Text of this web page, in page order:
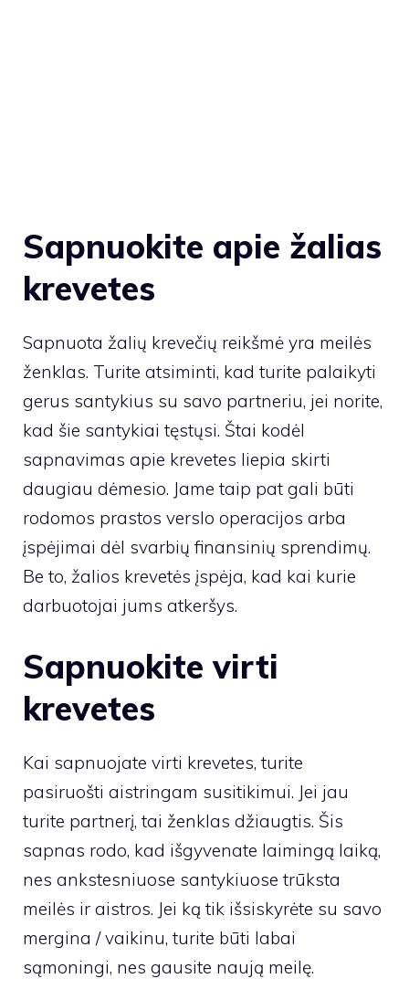
Sapnuokite apie žalias
krevetes
Sapnuota žalių krevečių reikšmė yra meilės
ženklas. Turite atsiminti, kad turite palaikyti
gerus santykius su savo partneriu, jei norite,
kad šie santykiai tęstųsi. Štai kodėl
sapnavimas apie krevetes liepia skirti
daugiau dėmesio. Jame taip pat gali būti
rodomos prastos verslo operacijos arba
įspėjimai dėl svarbių finansinių sprendimų.
Be to, žalios krevetės įspėja, kad kai kurie
darbuotojai jums atkeršys.
Sapnuokite virti
krevetes
Kai sapnuojate virti krevetes, turite
pasiruošti aistringam susitikimui. Jei jau
turite partnerį, tai ženklas džiaugtis. Šis
sapnas rodo, kad išgyvenate laimingą laiką,
nes ankstesniuose santykiuose trūksta
meilės ir aistros. Jei ką tik išsiskyrėte su savo
mergina / vaikinu, turite būti labai
sąmoningi, nes gausite naują meilę.